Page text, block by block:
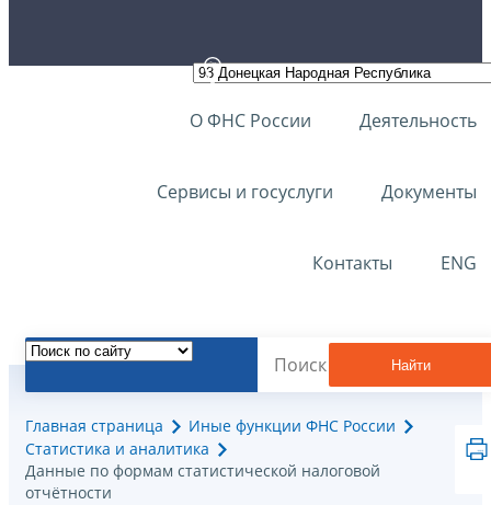
О ФНС России Деятельность
Сервисы и госуслуги Документы
Контакты ENG
Найти
Главная страница
Иные функции ФНС России
Статистика и аналитика
Данные по формам статистической налоговой
отчётности